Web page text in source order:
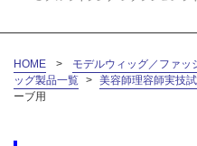
HOME > モデルウィッグ／ファッ
ッグ製品一覧 > 美容師理容師実技
ーブ用